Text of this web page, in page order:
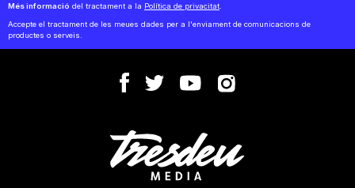
Més informació del tractament a la Política de privacitat
Accepte el tractament de les meues dades per a l'enviament de comunicacions de
productes o serveis.